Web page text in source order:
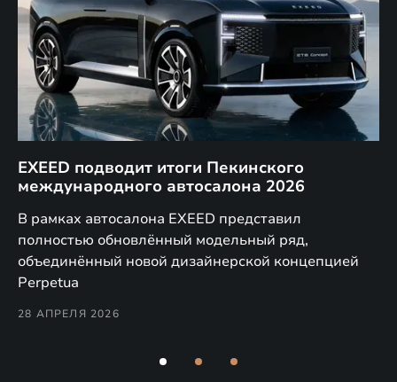
EXEED подводит итоги Пекинского
международного автосалона 2026
В рамках автосалона EXEED представил
полностью обновлённый модельный ряд,
объединённый новой дизайнерской концепцией
Perpetua
28 АПРЕЛЯ 2026